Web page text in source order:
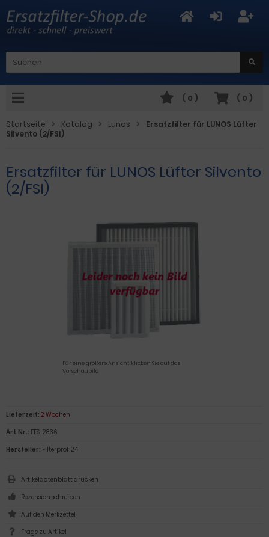
( 0 )
( 0 )
Startseite Katalog Lunos
Ersatzfilter für LUNOS Lüfter
Silvento (2/FSI)
Ersatzfilter für LUNOS Lüfter Silvento
(2/FSI)
Für eine größere Ansicht klicken Sie auf das
Vorschaubild
Lieferzeit: 2 Wochen
Art.Nr.: EFS-2836
Hersteller: Filterprofi24
Artikeldatenblatt drucken
Rezension schreiben
Frage zu Artikel